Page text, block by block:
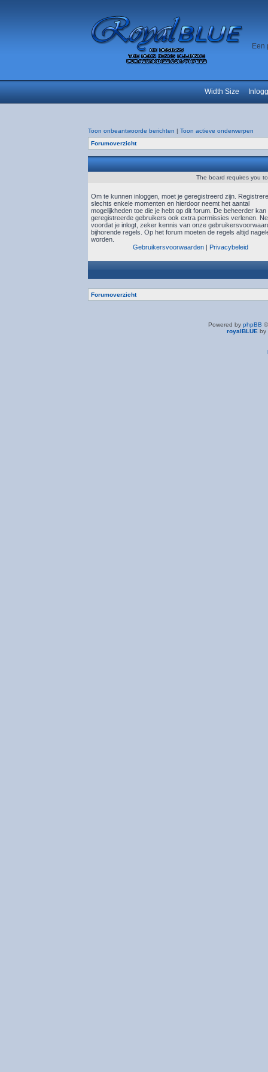
Een
Width Size
Toon onbeantwoorde berichten | Toon actieve onderwerpen
Forumoverzicht
The board requires you
Om te kunnen inloggen, moet je geregistreerd zijn.
slechts enkele momenten en hierdoor neemt het aantal
mogelijkheden toe die je hebt op dit forum. De beheerder kan
geregistreerde gebruikers ook extra permissies verlenen.
voordat je inlogt, zeker kennis van onze
bijhorende regels. Op het forum moeten de regels altijd
worden.
Gebruikersvoorwaarden | Privacybeleid
Forumoverzicht
Powered by phpBB
royalBLUE by